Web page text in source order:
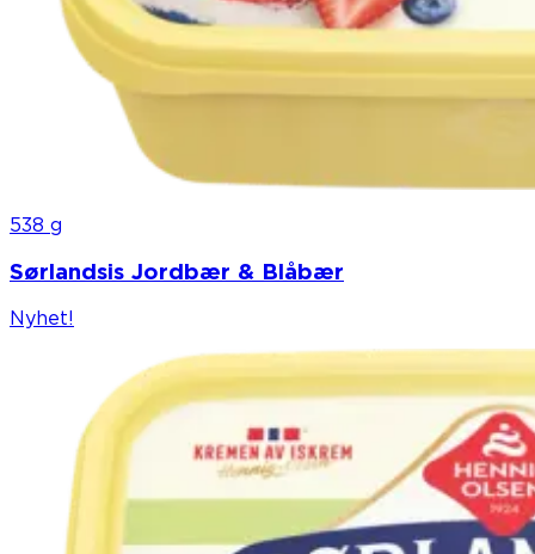
538 g
Sørlandsis Jordbær & Blåbær
Nyhet!